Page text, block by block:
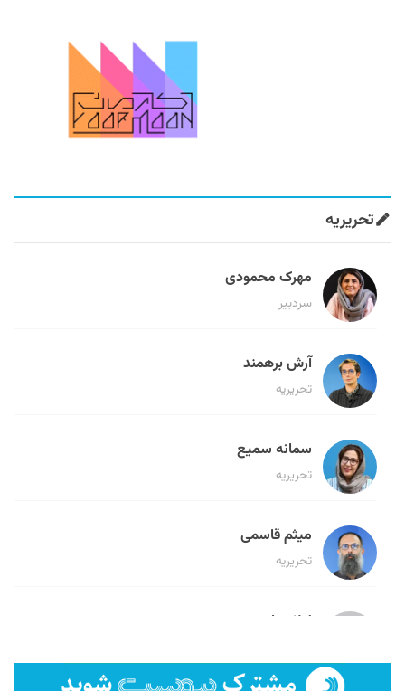
تحریریه
مهرک محمودی
سردبیر
آرش برهمند
تحریریه
سمانه سمیع
تحریریه
میثم قاسمی
تحریریه
لیلا حنارود